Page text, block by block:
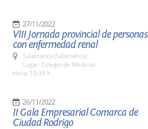
27/11/2022
VIII Jornada provincial de personas
con enfermedad renal
Salamanca (Salamanca)
Lugar: Colegio de Médicos
Hora: 10:30 h.
26/11/2022
II Gala Empresarial Comarca de
Ciudad Rodrigo